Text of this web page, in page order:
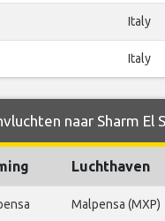
Italy
Italy
naar Sharm
Luchthaven
Malpensa (MXP)